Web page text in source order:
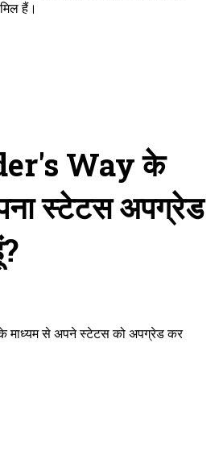
हैं।
Way के
स्टेटस अपग्रेड
माध्यम से अपने स्टेटस को अपग्रेड कर